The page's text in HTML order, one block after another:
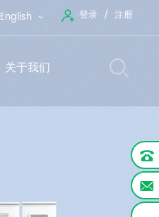
登录 注册
English
关于我们